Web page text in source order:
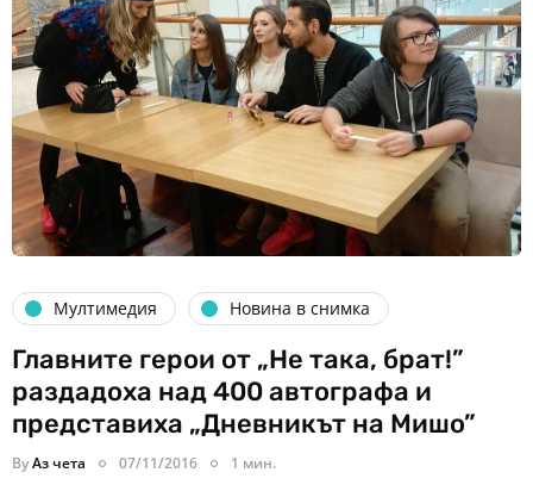
Мултимедия Новина в снимка
Главните герои от „Не така, брат!”
раздадоха над 400 автографа и
представиха „Дневникът на Мишо”
ByАз чета 07/11/2016 1 мин.